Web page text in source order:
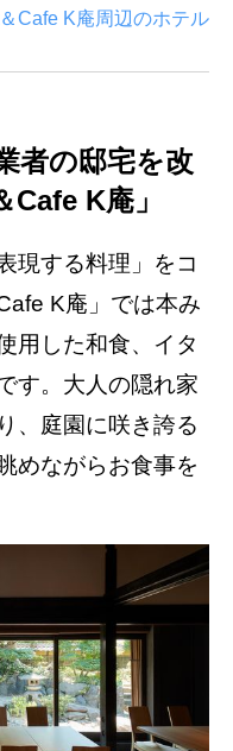
Cafe K庵周辺のホテル
者の邸宅を改
K庵」
現する料理」をコ
K庵」では本み
用した和食、イタ
す。大人の隠れ家
、庭園に咲き誇る
めながらお食事を